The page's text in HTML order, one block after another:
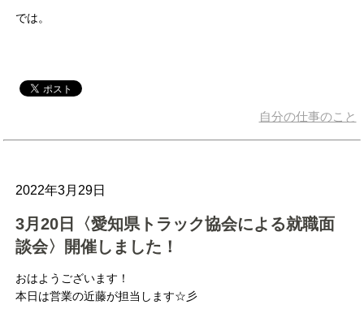
では。
自分の仕事のこと
2022年3月29日
3月20日〈愛知県トラック協会による就職面
談会〉開催しました！
おはようございます！
本日は営業の近藤が担当します☆彡